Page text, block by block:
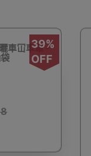
滑雪裝備用品
39%
OFF
車冚車罩 -